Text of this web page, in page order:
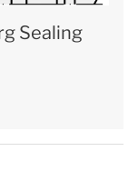
Sealing